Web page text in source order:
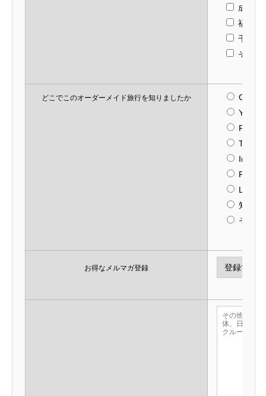
成田
福岡
千歳
その他
どこでこのオーダーメイド旅行を知りましたか
Google
Yahoo
Twitter
Line
知人か
その他
お得なメルマガ登録